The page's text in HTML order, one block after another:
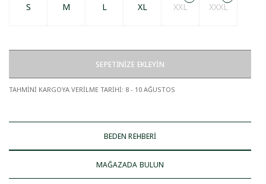
S M L XL XXL XXXL
SEPETİNİZE EKLEYİN
TAHMİNİ KARGOYA VERİLME TARİHİ: 8 - 10 AĞUSTOS
BEDEN REHBERİ
MAĞAZADA BULUN